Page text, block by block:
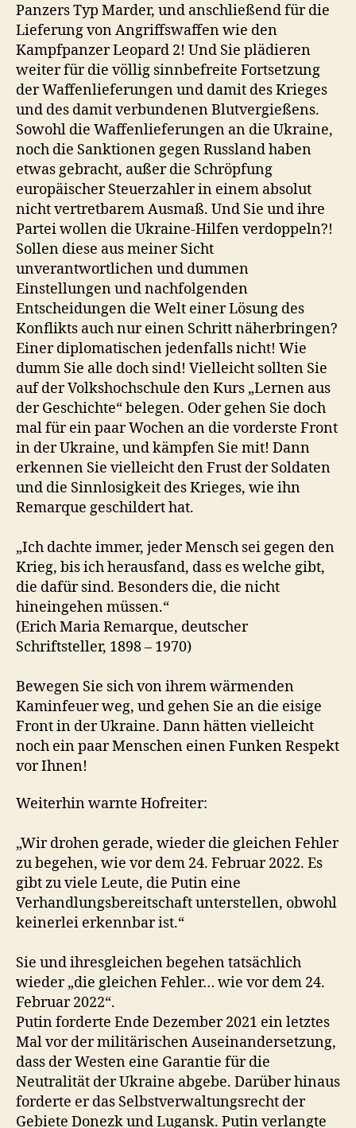
Panzers Typ Marder, und anschließend für die
Lieferung von Angriffswaffen wie den
Kampfpanzer Leopard 2! Und Sie plädieren
weiter für die völlig sinnbefreite Fortsetzung
der Waffenlieferungen und damit des Krieges
und des damit verbundenen Blutvergießens.
Sowohl die Waffenlieferungen an die Ukraine,
noch die Sanktionen gegen Russland haben
etwas gebracht, außer die Schröpfung
europäischer Steuerzahler in einem absolut
nicht vertretbarem Ausmaß. Und Sie und ihre
Partei wollen die Ukraine-Hilfen verdoppeln?!
Sollen diese aus meiner Sicht
unverantwortlichen und dummen
Einstellungen und nachfolgenden
Entscheidungen die Welt einer Lösung des
Konflikts auch nur einen Schritt näherbringen?
Einer diplomatischen jedenfalls nicht! Wie
dumm Sie alle doch sind! Vielleicht sollten Sie
auf der Volkshochschule den Kurs „Lernen aus
der Geschichte“ belegen. Oder gehen Sie doch
mal für ein paar Wochen an die vorderste Front
in der Ukraine, und kämpfen Sie mit! Dann
erkennen Sie vielleicht den Frust der Soldaten
und die Sinnlosigkeit des Krieges, wie ihn
Remarque geschildert hat.
„Ich dachte immer, jeder Mensch sei gegen den
Krieg, bis ich herausfand, dass es welche gibt,
die dafür sind. Besonders die, die nicht
hineingehen müssen.“
(Erich Maria Remarque, deutscher
Schriftsteller, 1898 – 1970)
Bewegen Sie sich von ihrem wärmenden
Kaminfeuer weg, und gehen Sie an die eisige
Front in der Ukraine. Dann hätten vielleicht
noch ein paar Menschen einen Funken Respekt
vor Ihnen!
Weiterhin warnte Hofreiter:
„Wir drohen gerade, wieder die gleichen Fehler
zu begehen, wie vor dem 24. Februar 2022. Es
gibt zu viele Leute, die Putin eine
Verhandlungsbereitschaft unterstellen, obwohl
keinerlei erkennbar ist.“
Sie und ihresgleichen begehen tatsächlich
wieder „die gleichen Fehler… wie vor dem 24.
Februar 2022“.
Putin forderte Ende Dezember 2021 ein letztes
Mal vor der militärischen Auseinandersetzung,
dass der Westen eine Garantie für die
Neutralität der Ukraine abgebe. Darüber hinaus
forderte er das Selbstverwaltungsrecht der
Gebiete Donezk und Lugansk. Putin verlangte